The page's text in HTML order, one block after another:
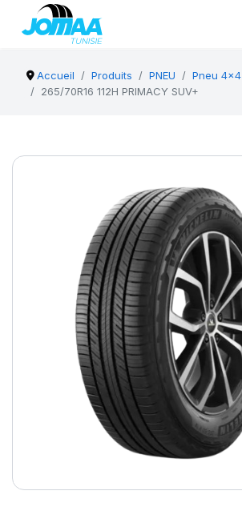
Accueil Produits PNEU
Pneu 4x4
265/70R16 112H PRIMACY SUV+